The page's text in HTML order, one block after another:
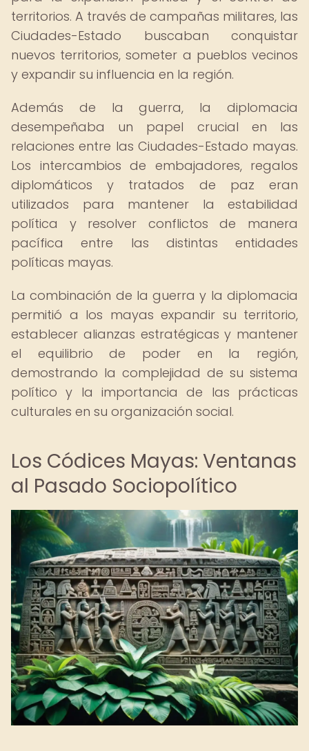
territorios. A través de campañas militares, las
Ciudades-Estado buscaban conquistar
nuevos territorios, someter a pueblos vecinos
y expandir su influencia en la región.
Además de la guerra, la diplomacia
desempeñaba un papel crucial en las
relaciones entre las Ciudades-Estado mayas.
Los intercambios de embajadores, regalos
diplomáticos y tratados de paz eran
utilizados para mantener la estabilidad
política y resolver conflictos de manera
pacífica entre las distintas entidades
políticas mayas.
La combinación de la guerra y la diplomacia
permitió a los mayas expandir su territorio,
establecer alianzas estratégicas y mantener
el equilibrio de poder en la región,
demostrando la complejidad de su sistema
político y la importancia de las prácticas
culturales en su organización social.
Los Códices Mayas: Ventanas
al Pasado Sociopolítico